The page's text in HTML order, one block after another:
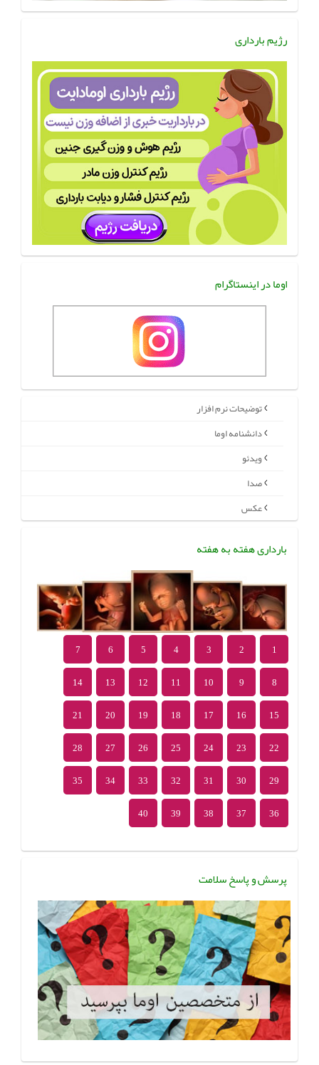
رژیم بارداری
اوما در اینستاگرام
توضیحات نرم افزار
دانشنامه اوما
ویدئو
صدا
عکس
بارداری هفته به هفته
1
2
3
4
5
6
7
8
9
10
11
12
13
14
15
16
17
18
19
20
21
22
23
24
25
26
27
28
29
30
31
32
33
34
35
36
37
38
39
40
پرسش و پاسخ سلامت